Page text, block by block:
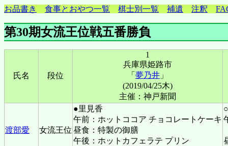
お品書き 食事とおやつ一覧 棋士別一覧 補遺 注釈
第30期女流王位戦五番勝負
氏名 段位
1
兵庫県姫路市
「 夢乃井 」
(2019/04/25木)
主催：神戸新聞
渡部愛 女流王位
●里見香
午前：ホットココア チョコレートケーキ
昼食：特製の御膳
午後：ホットカフェラテ プリン